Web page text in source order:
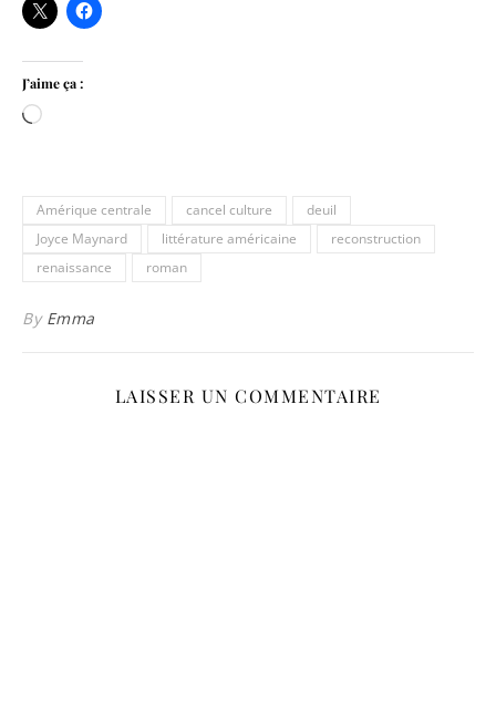
J’aime ça :
Chargement…
Amérique centrale cancel culture
deuil
Joyce Maynard
littérature américaine
reconstruction
renaissance
roman
By Emma
LAISSER UN COMMENTAIRE